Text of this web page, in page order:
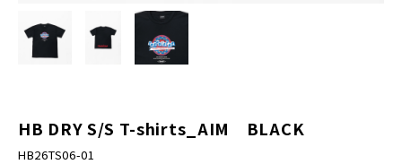
HB DRY S/S T-shirts_AIM BLACK
HB26TS06-01